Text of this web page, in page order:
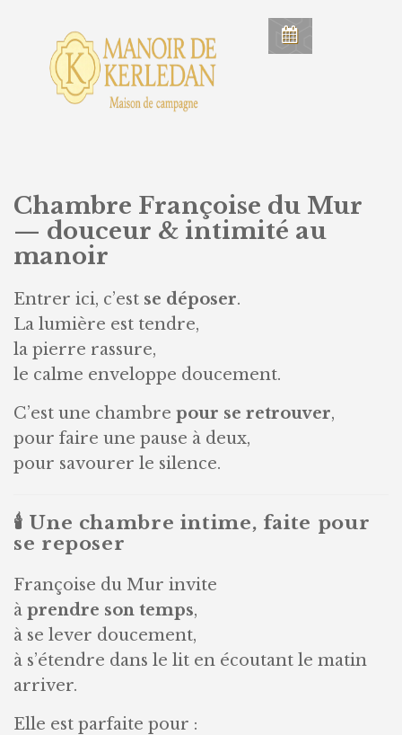
Chambre Françoise du Mur
— douceur & intimité au
manoir
Entrer ici, c’est se déposer.
La lumière est tendre,
la pierre rassure,
le calme enveloppe doucement.
C’est une chambre pour se retrouver,
pour faire une pause à deux,
pour savourer le silence.
🕯️ Une chambre intime, faite pour
se reposer
Françoise du Mur invite
à prendre son temps,
à se lever doucement,
à s’étendre dans le lit en écoutant le matin
arriver.
Elle est parfaite pour :